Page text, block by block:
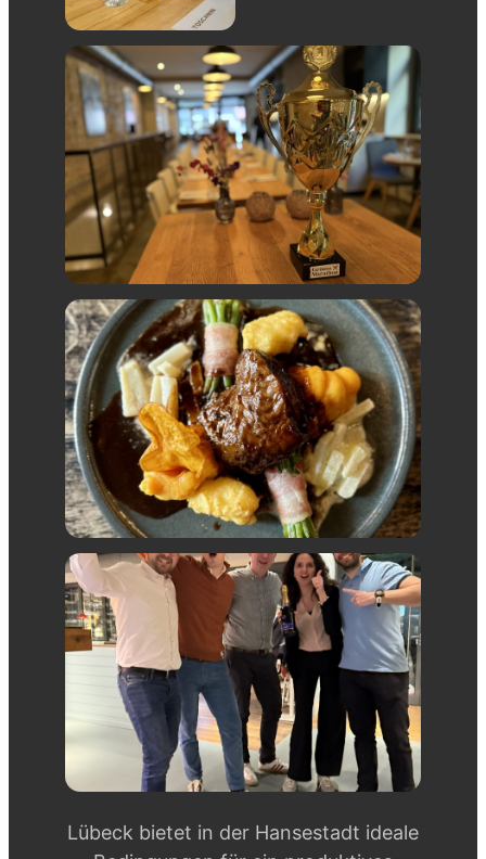
Lübeck bietet in der Hansestadt ideale